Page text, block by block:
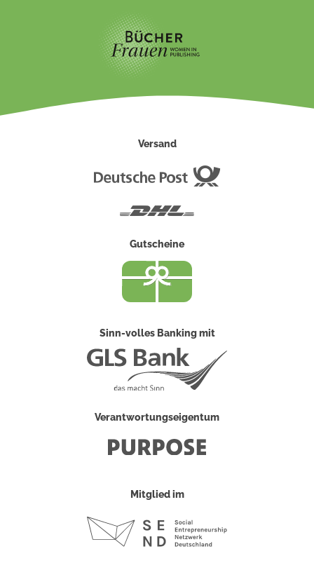
Versand
Gutscheine
Sinn-volles Banking mit
Verantwortungseigentum
Mitglied im